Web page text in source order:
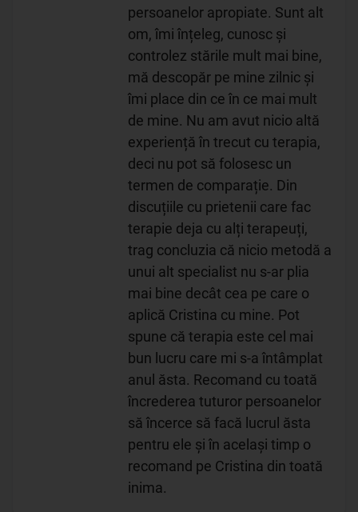
persoanelor apropiate. Sunt alt
om, îmi înțeleg, cunosc și
controlez stările mult mai bine,
mă descopăr pe mine zilnic și
îmi place din ce în ce mai mult
de mine. Nu am avut nicio altă
experiență în trecut cu terapia,
deci nu pot să folosesc un
termen de comparație. Din
discuțiile cu prietenii care fac
terapie deja cu alți terapeuți,
trag concluzia că nicio metodă a
unui alt specialist nu s-ar plia
mai bine decât cea pe care o
aplică Cristina cu mine. Pot
spune că terapia este cel mai
bun lucru care mi s-a întâmplat
anul ăsta. Recomand cu toată
încrederea tuturor persoanelor
să încerce să facă lucrul ăsta
pentru ele și în același timp o
recomand pe Cristina din toată
inima.